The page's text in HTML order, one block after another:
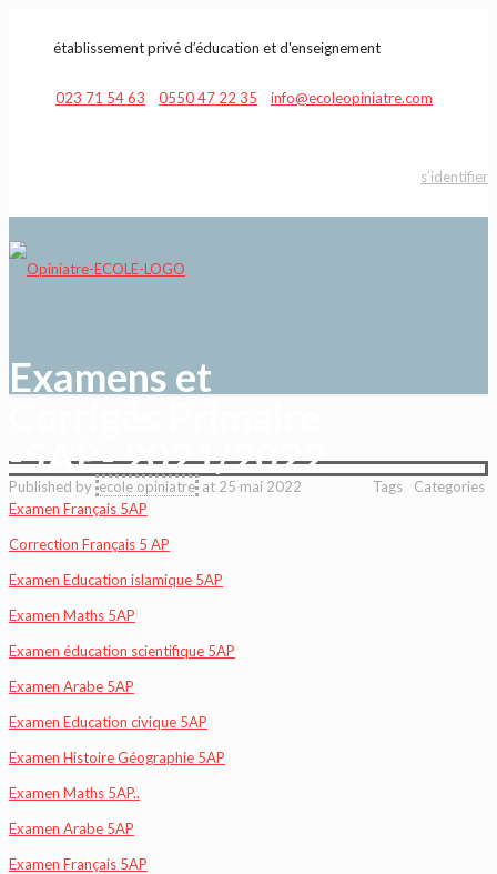
établissement privé d’éducation et d'enseignement
023 71 54 63 0550 47 22 35 info@ecoleopiniatre.com
s’identifier
Examens et
-5AP- 2021/2022
Published by ecole opiniatre at 25 mai 2022 Categories
Tags
Examen Français 5AP
Correction Français 5 AP
Examen Education islamique 5AP
Examen Maths 5AP
Examen éducation scientifique 5AP
Examen Arabe 5AP
Examen Education civique 5AP
Examen Histoire Géographie 5AP
Examen Maths 5AP..
Examen Arabe 5AP
Examen Français 5AP